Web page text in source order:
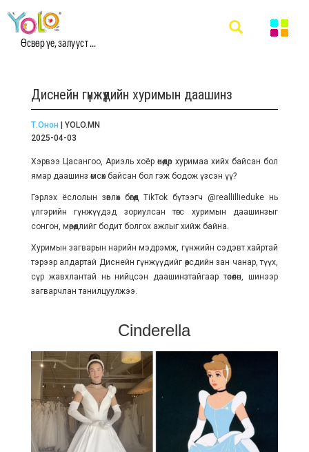
Өсвөр үе, залууст ...
Диснейн гүнжүүдийн хуримын даашинз
Т.Онон | YOLO.MN
2025-04-03
Хэрвээ Цасангоо, Ариэль хоёр өнөөдөр хуримаа хийх байсан бол
ямар даашинз өмсөх байсан бол гэж бодож үзсэн үү?
Гэрлэх ёслолын зөвлөх бөгөөд TikTok бүтээгч @reallillieduke нь
үлгэрийн гүнжүүдэд зориулсан төгс хуримын даашинзыг
сонгон, мөрөөдлийг бодит болгох ажлыг хийж байна.
Хуримын загварын нарийн мэдрэмж, гүнжийн сэдэвт хайртай
тэрээр алдартай Диснейн гүнжүүдийг өөрсдийн зан чанар, түүх,
сүр жавхлантай нь нийцсэн даашинзтайгаар төсөөлөн, шинээр
загварчлан танилцуулжээ.
Cinderella